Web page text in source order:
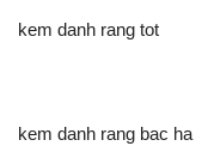
kem danh rang tot
kem danh rang bac ha